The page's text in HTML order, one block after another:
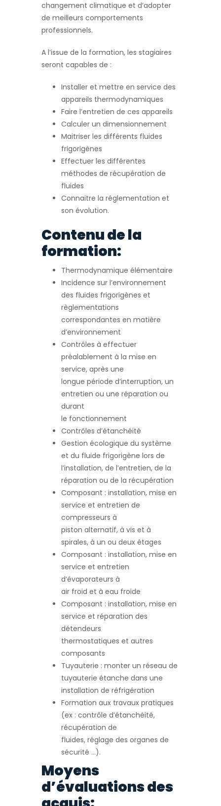
changement climatique et d’adopter
de meilleurs comportements
professionnels.
A l’issue de la formation, les stagiaires
seront capables de :
Installer et mettre en service des
appareils thermodynamiques
Faire l’entretien de ces appareils
Calculer un dimensionnement
Maitriser les différents fluides
frigorigènes
Effectuer les différentes
méthodes de récupération de
fluides
Connaitre la réglementation et
son évolution.
Contenu de la
formation:
Thermodynamique élémentaire
Incidence sur l’environnement
des fluides frigorigènes et
règlementations
correspondantes en matière
d’environnement
Contrôles à effectuer
préalablement à la mise en
service, après une
longue période d’interruption, un
entretien ou une réparation ou
durant
le fonctionnement
Contrôles d’étanchéité
Gestion écologique du système
et du fluide frigorigène lors de
l’installation, de l’entretien, de la
réparation ou de la récupération
Composant : installation, mise en
service et entretien de
compresseurs à
piston alternatif, à vis et à
spirales, à un ou deux étages
Composant : installation, mise en
service et entretien
d’évaporateurs à
air froid et à eau froide
Composant : installation, mise en
service et réparation des
détendeurs
thermostatiques et autres
composants
Tuyauterie : monter un réseau de
tuyauterie étanche dans une
installation de réfrigération
Formation aux travaux pratiques
(ex : contrôle d’étanchéité,
récupération de
fluides, réglage des organes de
sécurité …).
Moyens
d’évaluations des